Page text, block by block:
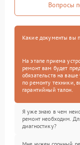
Вопросы
Какие документы вы
На этапе приема
ремонт вам будет
обязательств на
по ремонту техники,
гарантийный талон.
Я уже знаю в чем
ремонт необходим.
диагностику?